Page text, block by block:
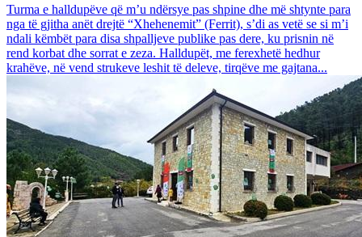
Turma e halldupëve që m’u ndërsye pas shpine dhe më shtynte para
nga të gjitha anët drejtë “Xhehenemit” (Ferrit), s’di as vetë se si m’i
ndali këmbët para disa shpalljeve publike pas dere, ku prisnin në
rend korbat dhe sorrat e zeza. Halldupët, me ferexhetë hedhur
krahëve, në vend strukeve leshit të deleve, tirqëve me gajtana...